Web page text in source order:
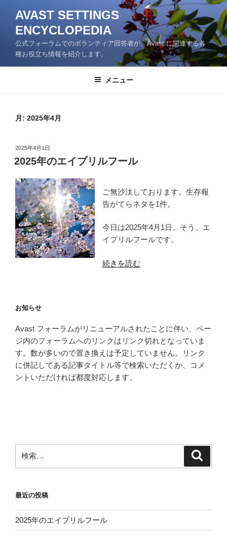
へ
AVAST SETTINGS
ENCYCLOPEDIA
公式フォーラムでのボランティア回答者が、Avast に関連する各
種お役立ち情報を紹介します。
メニュー
月: 2025年4月
投
稿
日:
2025年4月1日
2025年のエイプリルフール
ご無沙汰しております。生存報
告がてらネタを1件。
今日は2025年4月1日。そう、エ
イプリルフールです。
“2025
フ
ー
続きを読む
お知らせ
Avast フォーラムがリニューアルされたことに伴い、ペー
ジ内のフォーラムへのリンクはリンク切れとなっていま
す。数が多いので置き換えは予定していません。リンク
に併記してある記事タイトル等で検索いただくか、コメ
ントいただければ都度対応します。
索:
最近の投稿
2025年のエイプリルフール